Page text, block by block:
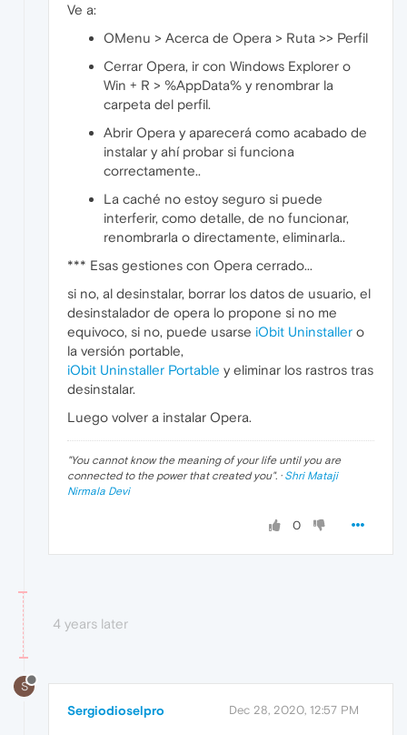
Ve a:
OMenu > Acerca de Opera > Ruta >> Perfil
Cerrar Opera, ir con Windows Explorer o
Win + R > %AppData% y renombrar la
carpeta del perfil.
Abrir Opera y aparecerá como acabado de
instalar y ahí probar si funciona
correctamente..
La caché no estoy seguro si puede
interferir, como detalle, de no funcionar,
renombrarla o directamente, eliminarla..
*** Esas gestiones con Opera cerrado...
si no, al desinstalar, borrar los datos de usuario, el
desinstalador de opera lo propone si no me
equivoco, si no, puede usarse iObit Uninstaller o
la versión portable,
iObit Uninstaller Portable y eliminar los rastros tras
desinstalar.
Luego volver a instalar Opera.
"You cannot know the meaning of your life until you are
connected to the power that created you". · Shri Mataji
Nirmala Devi
0
4 years later
S
Sergiodioselpro Dec 28, 2020, 12:57 PM